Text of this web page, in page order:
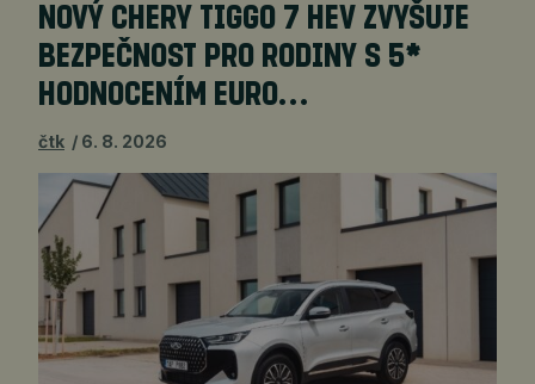
NOVÝ CHERY TIGGO 7 HEV ZVYŠUJE
BEZPEČNOST PRO RODINY S 5*
HODNOCENÍM EURO…
čtk 6. 8. 2026